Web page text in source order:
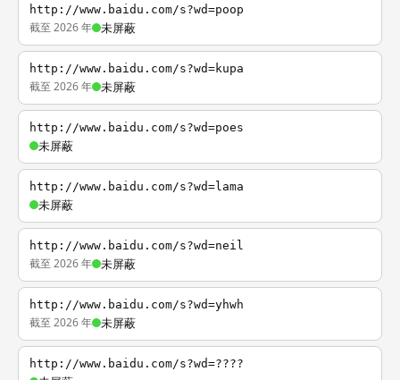
http://www.baidu.com/s?wd=poop
截至 2026 年 未屏蔽
http://www.baidu.com/s?wd=kupa
截至 2026 年 未屏蔽
http://www.baidu.com/s?wd=poes
未屏蔽
http://www.baidu.com/s?wd=lama
未屏蔽
http://www.baidu.com/s?wd=neil
截至 2026 年 未屏蔽
http://www.baidu.com/s?wd=yhwh
截至 2026 年 未屏蔽
http://www.baidu.com/s?wd=????